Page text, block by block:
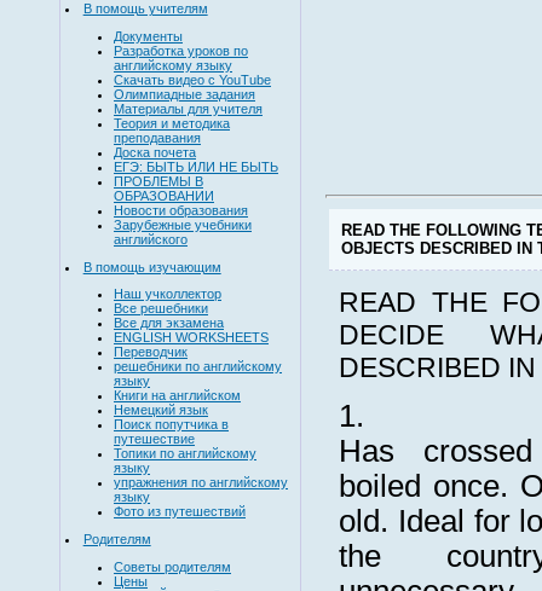
В помощь учителям
Документы
Разработка уроков по
английскому языку
Скачать видео с YouTube
Олимпиадные задания
Материалы для учителя
Теория и методика
преподавания
Доска почета
ЕГЭ: БЫТЬ ИЛИ НЕ БЫТЬ
ПРОБЛЕМЫ В
ОБРАЗОВАНИИ
Новости образования
Зарубежные учебники
английского
В помощь изучающим
Наш учколлектор
Все решебники
Все для экзамена
ENGLISH WORKSHEETS
Переводчик
решебники по английскому
языку
Книги на английском
Немецкий язык
Поиск попутчика в
путешествие
Топики по английскому
языку
упражнения по английскому
языку
Фото из путешествий
Родителям
Советы родителям
Цены
READ THE FOLLOWING
OBJECTS DESCRIBED IN
READ THE
DECIDE
DESCRIBED
1.
Has
boiled once.
old. Ideal for
the